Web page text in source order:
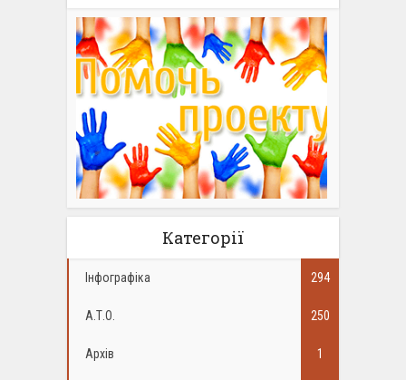
Категорії
Інфографіка 294
А.Т.О. 250
Архів 1